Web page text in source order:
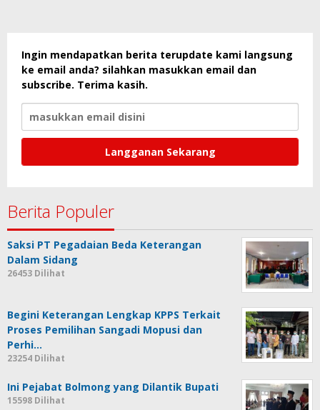
Ingin mendapatkan berita terupdate kami langsung
ke email anda? silahkan masukkan email dan
subscribe. Terima kasih.
Berita Populer
Saksi PT Pegadaian Beda Keterangan
Dalam Sidang
26453 Dilihat
Begini Keterangan Lengkap KPPS Terkait
Proses Pemilihan Sangadi Mopusi dan
Perhi…
23254 Dilihat
Ini Pejabat Bolmong yang Dilantik Bupati
15598 Dilihat